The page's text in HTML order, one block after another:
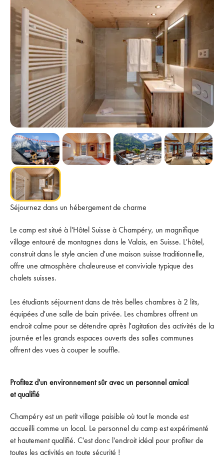
Séjournez dans un hébergement de charme
Le camp est situé à l'Hôtel Suisse à Champéry, un magnifique
village entouré de montagnes dans le Valais, en Suisse. L'hôtel,
construit dans le style ancien d'une maison suisse traditionnelle,
offre une atmosphère chaleureuse et conviviale typique des
chalets suisses.
Les étudiants séjournent dans de très belles chambres à 2 lits,
équipées d'une salle de bain privée. Les chambres offrent un
endroit calme pour se détendre après l'agitation des activités de la
journée et les grands espaces ouverts des salles communes
offrent des vues à couper le souffle.
Profitez d'un environnement sûr avec un personnel amical
et qualifié
Champéry est un petit village paisible où tout le monde est
accueilli comme un local. Le personnel du camp est expérimenté
et hautement qualifié. C'est donc l'endroit idéal pour profiter de
toutes les activités en toute sécurité !